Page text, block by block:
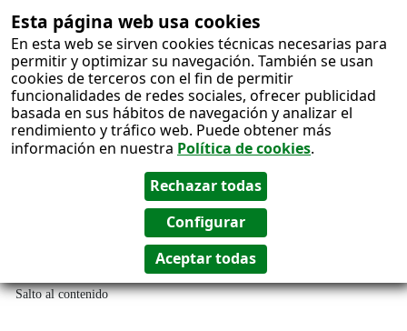
Esta página web usa cookies
En esta web se sirven cookies técnicas necesarias para
permitir y optimizar su navegación. También se usan
cookies de terceros con el fin de permitir
funcionalidades de redes sociales, ofrecer publicidad
basada en sus hábitos de navegación y analizar el
rendimiento y tráfico web. Puede obtener más
información en nuestra Política de cookies.
Salto al contenido